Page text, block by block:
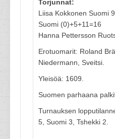
Torjunnat:
Liisa Kokkonen Suomi
Suomi (0)+5+11=16
Hanna Pettersson
Erotuomarit: Roland
Niedermann, Sveitsi.
Yleisöä: 1609.
Suomen parhaana
Turnauksen
5, Suomi 3, Tshekki 2.